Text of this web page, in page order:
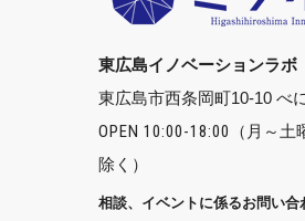
東広島イノベーションラ
東広島市西条岡町10-10 べ
OPEN 10:00-18:00
（月～
除く）
相談、イベントに係るお問い合